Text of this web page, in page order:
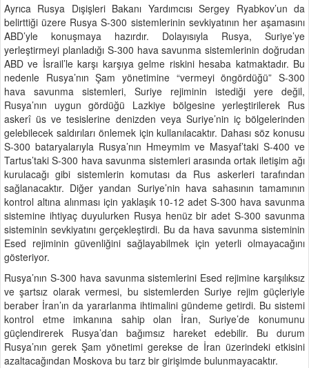
Ayrıca Rusya Dışişleri Bakanı Yardımcısı Sergey Ryabkov’un da
belirttiği üzere Rusya S-300 sistemlerinin sevkiyatının her aşamasını
ABD’yle konuşmaya hazırdır. Dolayısıyla Rusya, Suriye’ye
yerleştirmeyi planladığı S-300 hava savunma sistemlerinin doğrudan
ABD ve İsrail’le karşı karşıya gelme riskini hesaba katmaktadır. Bu
nedenle Rusya’nın Şam yönetimine “vermeyi öngördüğü” S-300
hava savunma sistemleri, Suriye rejiminin istediği yere değil,
Rusya’nın uygun gördüğü Lazkiye bölgesine yerleştirilerek Rus
askerî üs ve tesislerine denizden veya Suriye’nin iç bölgelerinden
gelebilecek saldırıları önlemek için kullanılacaktır. Dahası söz konusu
S-300 bataryalarıyla Rusya’nın Hmeymim ve Masyaf’taki S-400 ve
Tartus’taki S-300 hava savunma sistemleri arasında ortak iletişim ağı
kurulacağı gibi sistemlerin komutası da Rus askerleri tarafından
sağlanacaktır. Diğer yandan Suriye’nin hava sahasının tamamının
kontrol altına alınması için yaklaşık 10-12 adet S-300 hava savunma
sistemine ihtiyaç duyulurken Rusya henüz bir adet S-300 savunma
sisteminin sevkiyatını gerçekleştirdi. Bu da hava savunma sisteminin
Esed rejiminin güvenliğini sağlayabilmek için yeterli olmayacağını
gösteriyor.
Rusya’nın S-300 hava savunma sistemlerini Esed rejimine karşılıksız
ve şartsız olarak vermesi, bu sistemlerden Suriye rejim güçleriyle
beraber İran’ın da yararlanma ihtimalini gündeme getirdi. Bu sistemi
kontrol etme imkanına sahip olan İran, Suriye’de konumunu
güçlendirerek Rusya’dan bağımsız hareket edebilir. Bu durum
Rusya’nın gerek Şam yönetimi gerekse de İran üzerindeki etkisini
azaltacağından Moskova bu tarz bir girişimde bulunmayacaktır.